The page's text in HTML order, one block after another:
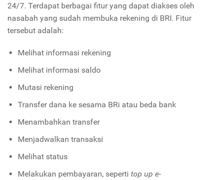
24/7. Terdapat berbagai fitur yang dapat diakses oleh
nasabah yang sudah membuka rekening di BRI. Fitur
tersebut adalah:
Melihat informasi rekening
Melihat informasi saldo
Mutasi rekening
Transfer dana ke sesama BRi atau beda bank
Menambahkan transfer
Menjadwalkan transaksi
Melihat status
Melakukan pembayaran, seperti top up e-